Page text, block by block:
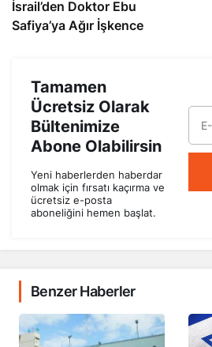
Safiya’ya Ağır İşkence
Tamamen
Ücretsiz Olarak
Bültenimize
Abone Olabilirsin
Yeni haberlerden haberdar
olmak için fırsatı kaçırma ve
ücretsiz e-posta
aboneliğini hemen başlat.
Benzer Haberler